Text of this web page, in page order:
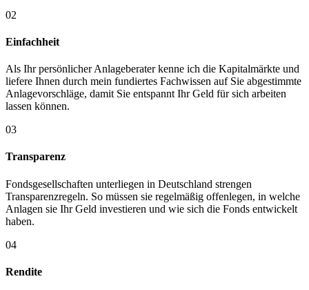
02
Einfachheit
Als Ihr persönlicher Anlageberater kenne ich die Kapitalmärkte und
liefere Ihnen durch mein fundiertes Fachwissen auf Sie abgestimmte
Anlagevorschläge, damit Sie entspannt Ihr Geld für sich arbeiten
lassen können.
03
Transparenz
Fondsgesellschaften unterliegen in Deutschland strengen
Transparenzregeln. So müssen sie regelmäßig offenlegen, in welche
Anlagen sie Ihr Geld investieren und wie sich die Fonds entwickelt
haben.
04
Rendite